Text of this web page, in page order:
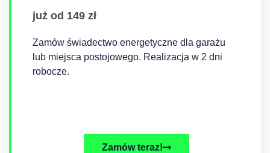
już od 149 zł
Zamów świadectwo energetyczne dla garażu
lub miejsca postojowego. Realizacja w 2 dni
robocze.
Zamów teraz!